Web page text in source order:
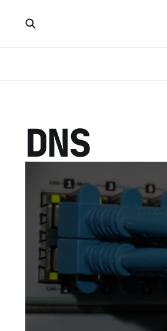
DNS